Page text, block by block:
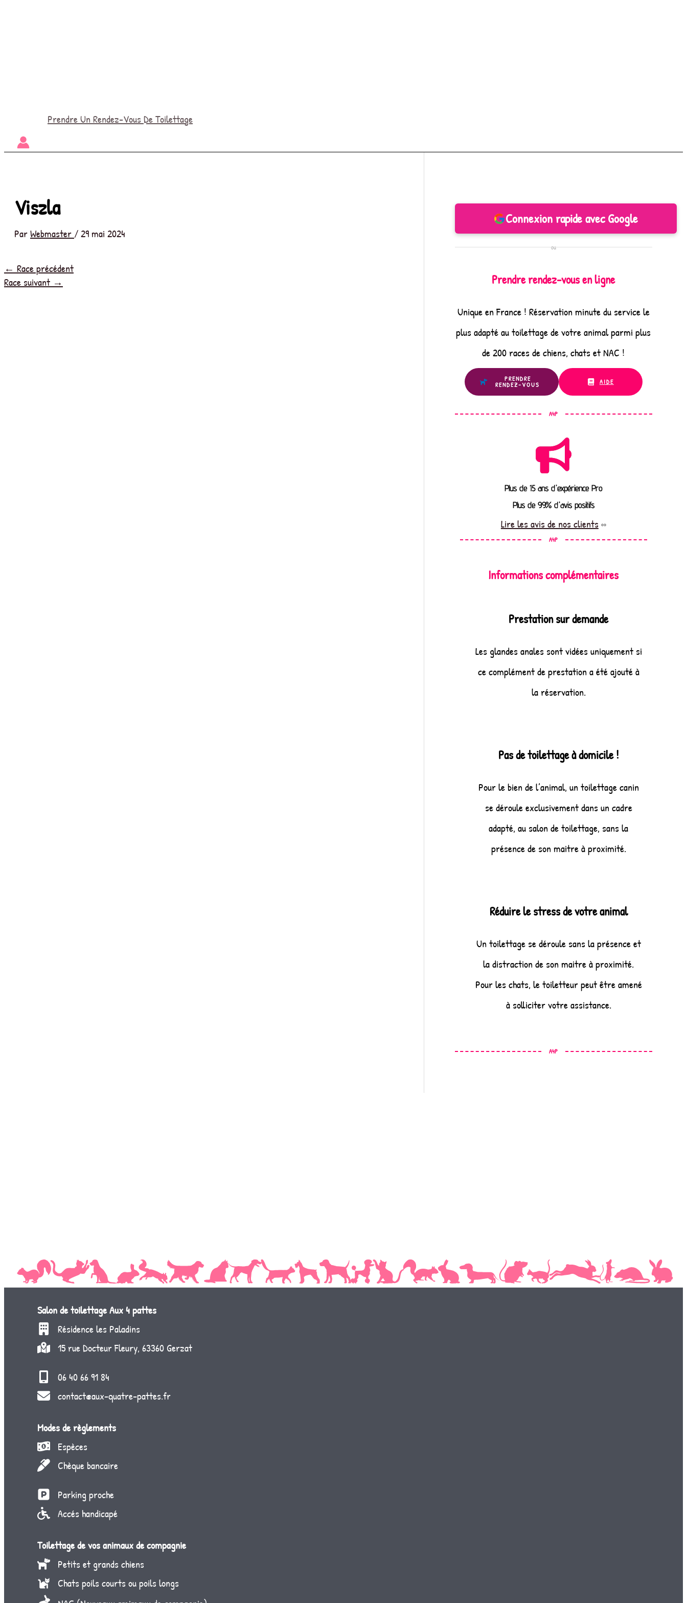
Prendre Un Rendez-Vous De Toilettage
Viszla
ParWebmaster /29 mai 2024
← Race précédent
Race suivant →
Connexion rapide avec Google
ou
Prendre rendez-vous en ligne
Unique en France ! Réservation minute du service le
plus adapté au toilettage de votre animal parmi plus
de 200 races de chiens, chats et NAC !
PRENDRE
RENDEZ-VOUS AIDE
A4P
Plus de 15 ans d'expérience Pro
Plus de 99% d'avis positifs
Lire les avis de nos clients
A4P
Informations complémentaires
Prestation sur demande
Les glandes anales sont vidées uniquement si
ce complément de prestation a été ajouté à
la réservation.
Pas de toilettage à domicile !
Pour le bien de l’animal, un toilettage canin
se déroule exclusivement dans un cadre
adapté, au salon de toilettage, sans la
présence de son maitre à proximité.
Réduire le stress de votre animal
Un toilettage se déroule sans la présence et
la distraction de son maitre à proximité.
Pour les chats, le toiletteur peut être amené
à solliciter votre assistance.
A4P
Salon de toilettageAux 4 pattes
Résidence les Paladins
15 rue Docteur Fleury, 63360 Gerzat
06 40 66 91 84
contact@aux-quatre-pattes.fr
Modes de règlements
Espèces
Chèque bancaire
Parking proche
Accés handicapé
Toilettage de vos animaux de compagnie
Petits et grands chiens
Chats poils courts ou poils longs